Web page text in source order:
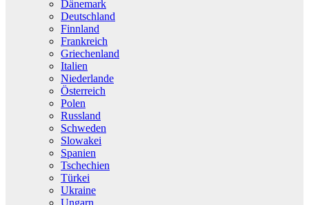
Dänemark
Deutschland
Finnland
Frankreich
Griechenland
Italien
Niederlande
Österreich
Polen
Russland
Schweden
Slowakei
Spanien
Tschechien
Türkei
Ukraine
Ungarn